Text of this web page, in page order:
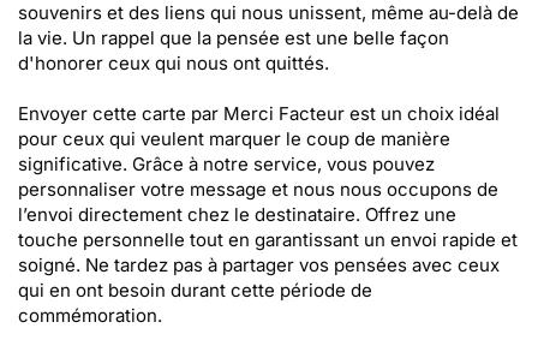
souvenirs et des liens qui nous unissent, même au-delà de
la vie. Un rappel que la pensée est une belle façon
d'honorer ceux qui nous ont quittés.
Envoyer cette carte par Merci Facteur est un choix idéal
pour ceux qui veulent marquer le coup de manière
significative. Grâce à notre service, vous pouvez
personnaliser votre message et nous nous occupons de
l’envoi directement chez le destinataire. Offrez une
touche personnelle tout en garantissant un envoi rapide et
soigné. Ne tardez pas à partager vos pensées avec ceux
qui en ont besoin durant cette période de
commémoration.